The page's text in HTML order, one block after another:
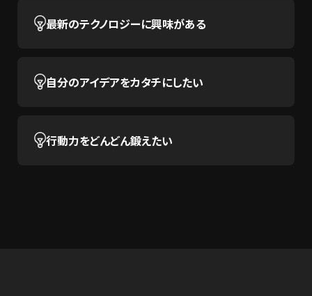
最新のテクノロジーに興味がある
自分のアイデアをカタチにしたい
行動力をどんどん鍛えたい